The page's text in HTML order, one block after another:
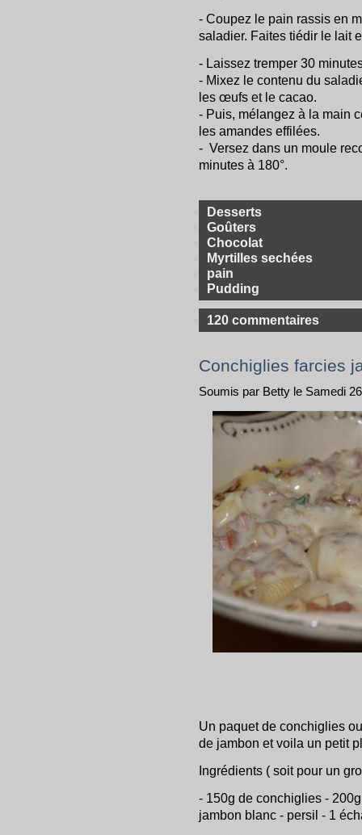
- Coupez le pain rassis en
saladier. Faites tiédir le lait
- Laissez tremper 30
- Mixez le contenu du
les œufs et le cacao.
- Puis, mélangez à la main
les amandes effilées.
- Versez dans un moule
minutes à 180°.
Desserts
Goûters
Chocolat
Myrtilles sechées
pain
Pudding
120 commentaires
Conchiglies farcies
Soumis par Betty le Samedi
Un paquet de conchiglies
de jambon et voila un petit
Ingrédients ( soit pour un
- 150g de conchiglies -
jambon blanc - persil - 1